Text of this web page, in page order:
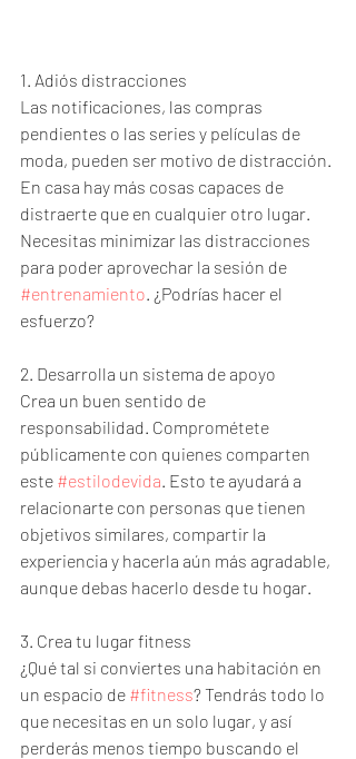
1. Adiós distracciones
Las notificaciones, las compras
pendientes o las series y películas de
moda, pueden ser motivo de distracción.
En casa hay más cosas capaces de
distraerte que en cualquier otro lugar.
Necesitas minimizar las distracciones
para poder aprovechar la sesión de
#entrenamiento . ¿Podrías hacer el
esfuerzo?
2. Desarrolla un sistema de apoyo
Crea un buen sentido de
responsabilidad. Comprométete
públicamente con quienes comparten
este #estilodevida . Esto te ayudará a
relacionarte con personas que tienen
objetivos similares, compartir la
experiencia y hacerla aún más agradable,
aunque debas hacerlo desde tu hogar.
3. Crea tu lugar fitness
¿Qué tal si conviertes una habitación en
un espacio de #fitness? Tendrás todo lo
que necesitas en un solo lugar, y así
perderás menos tiempo buscando el